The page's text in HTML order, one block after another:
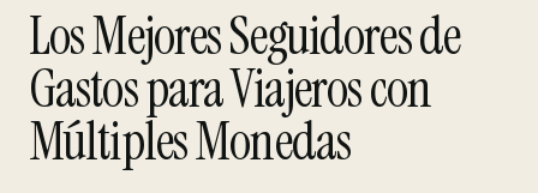
Los Mejores Seguidores de
Gastos para Viajeros con
Múltiples Monedas